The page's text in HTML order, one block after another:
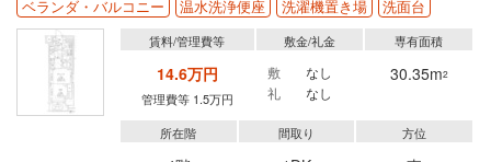
ベランダ・バルコニー
温水洗浄便座 洗濯機置き場 洗面台
賃料/管理費等
14.6万円
管理費等 1.5万円
敷金/礼金
敷
なし
礼
なし
専有面積
30.35m2
所在階 間取り 方位